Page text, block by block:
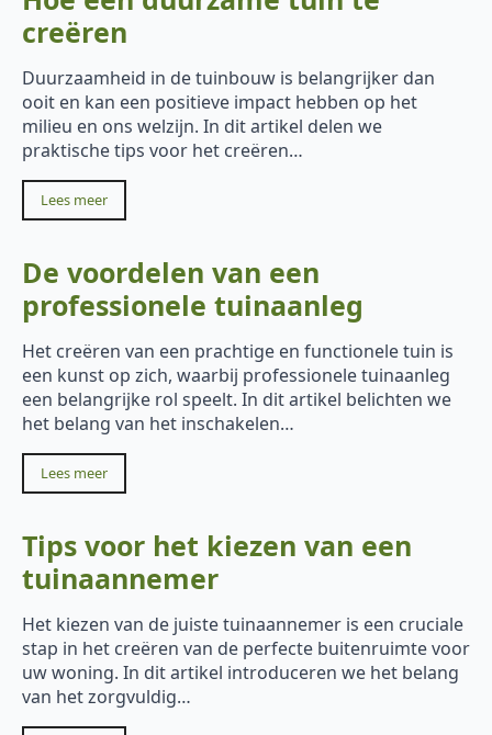
creëren
Duurzaamheid in de tuinbouw is belangrijker dan
ooit en kan een positieve impact hebben op het
milieu en ons welzijn. In dit artikel delen we
praktische tips voor het creëren…
Lees meer
De voordelen van een
professionele tuinaanleg
Het creëren van een prachtige en functionele tuin is
een kunst op zich, waarbij professionele tuinaanleg
een belangrijke rol speelt. In dit artikel belichten we
het belang van het inschakelen…
Lees meer
Tips voor het kiezen van een
tuinaannemer
Het kiezen van de juiste tuinaannemer is een cruciale
stap in het creëren van de perfecte buitenruimte voor
uw woning. In dit artikel introduceren we het belang
van het zorgvuldig…